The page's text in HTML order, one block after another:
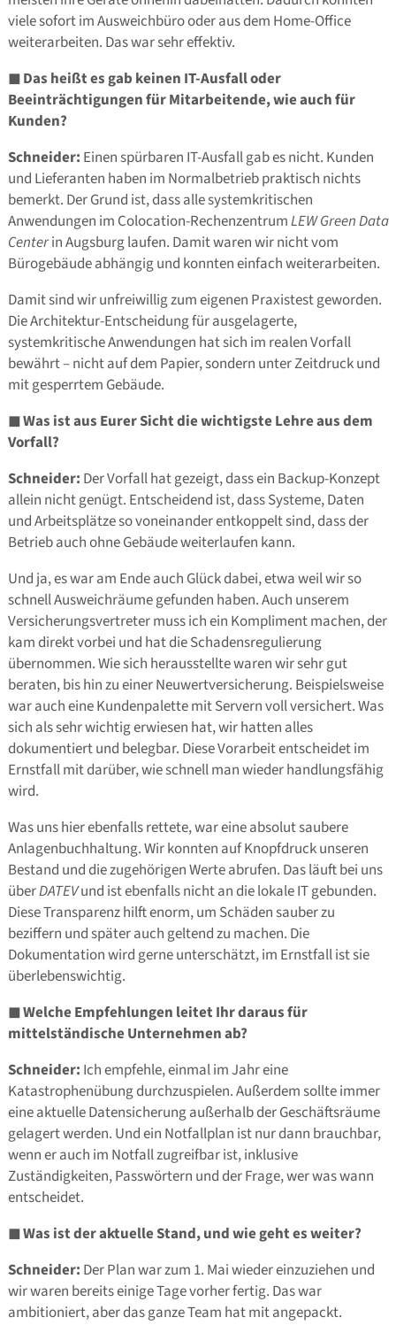
viele sofort im Ausweichbüro oder aus dem Home-Office
weiterarbeiten. Das war sehr effektiv.
◼Das heißt es gab keinen IT-Ausfall oder
Beeinträchtigungen für Mitarbeitende, wie auch für
Kunden?
Schneider: Einen spürbaren IT-Ausfall gab es nicht. Kunden
und Lieferanten haben im Normalbetrieb praktisch nichts
bemerkt. Der Grund ist, dass alle systemkritischen
Anwendungen im Colocation-RechenzentrumLEW Green Data
Centerin Augsburg laufen. Damit waren wir nicht vom
Bürogebäude abhängig und konnten einfach weiterarbeiten.
Damit sind wir unfreiwillig zum eigenen Praxistest geworden.
Die Architektur-Entscheidung für ausgelagerte,
systemkritische Anwendungen hat sich im realen Vorfall
bewährt – nicht auf dem Papier, sondern unter Zeitdruck und
mit gesperrtem Gebäude.
◼Was ist aus Eurer Sicht die wichtigste Lehre aus dem
Vorfall?
Schneider: Der Vorfall hat gezeigt, dass ein Backup-Konzept
allein nicht genügt. Entscheidend ist, dass Systeme, Daten
und Arbeitsplätze so voneinander entkoppelt sind, dass der
Betrieb auch ohne Gebäude weiterlaufen kann.
Und ja, es war am Ende auch Glück dabei, etwa weil wir so
schnell Ausweichräume gefunden haben. Auch unserem
Versicherungsvertreter muss ich ein Kompliment machen, der
kam direkt vorbei und hat die Schadensregulierung
übernommen. Wie sich herausstellte waren wir sehr gut
beraten, bis hin zu einer Neuwertversicherung. Beispielsweise
war auch eine Kundenpalette mit Servern voll versichert. Was
sich als sehr wichtig erwiesen hat, wir hatten alles
dokumentiert und belegbar. Diese Vorarbeit entscheidet im
Ernstfall mit darüber, wie schnell man wieder handlungsfähig
wird.
Was uns hier ebenfalls rettete, war eine absolut saubere
Anlagenbuchhaltung. Wir konnten auf Knopfdruck unseren
Bestand und die zugehörigen Werte abrufen. Das läuft bei uns
überDATEVund ist ebenfalls nicht an die lokale IT gebunden.
Diese Transparenz hilft enorm, um Schäden sauber zu
beziffern und später auch geltend zu machen. Die
Dokumentation wird gerne unterschätzt, im Ernstfall ist sie
überlebenswichtig.
◼Welche Empfehlungen leitet Ihr daraus für
mittelständische Unternehmen ab?
Schneider: Ich empfehle, einmal im Jahr eine
Katastrophenübung durchzuspielen. Außerdem sollte immer
eine aktuelle Datensicherung außerhalb der Geschäftsräume
gelagert werden. Und ein Notfallplan ist nur dann brauchbar,
wenn er auch im Notfall zugreifbar ist, inklusive
Zuständigkeiten, Passwörtern und der Frage, wer was wann
entscheidet.
◼Was ist der aktuelle Stand, und wie geht es weiter?
Schneider: Der Plan war zum 1. Mai wieder einzuziehen und
wir waren bereits einige Tage vorher fertig. Das war
ambitioniert, aber das ganze Team hat mit angepackt.